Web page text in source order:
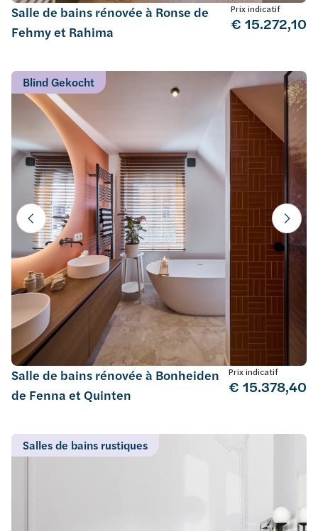
Salle de bains rénovée à Ronse de
Fehmy et Rahima
Prix indicatif
€ 15.272,10
Blind Gekocht
Salle de bains rénovée à Bonheiden
de Fenna et Quinten
Prix indicatif
€ 15.378,40
Salles de bains rustiques